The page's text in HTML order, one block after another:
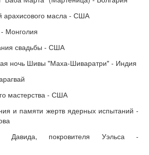
арахисового масла - США
Монголия
свадьбы - США
ночь Шивы "Маха-Шиваратри" - Индия
мастерства - США
и памяти жертв ядерных испытаний -
Давида, покровителя Уэльса -